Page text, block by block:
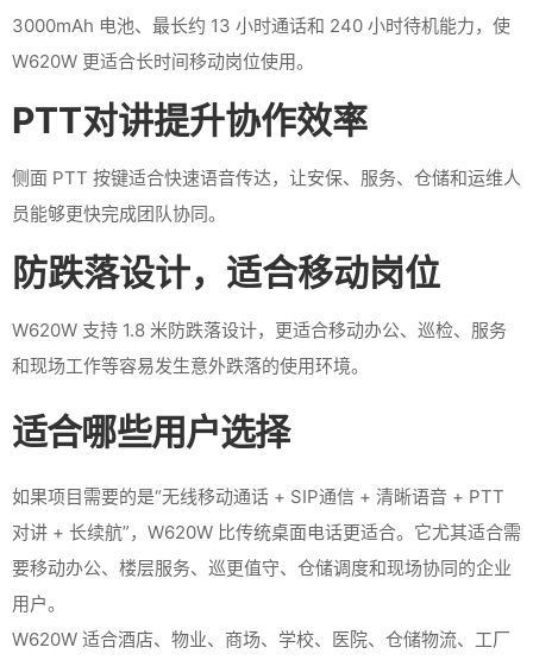
3000mAh 电池、最长约 13 小时通话和 240 小时待机能力，使
W620W 更适合长时间移动岗位使用。
PTT对讲提升协作效率
侧面 PTT 按键适合快速语音传达，让安保、服务、仓储和运维人
员能够更快完成团队协同。
防跌落设计，适合移动岗位
W620W 支持 1.8 米防跌落设计，更适合移动办公、巡检、服务
和现场工作等容易发生意外跌落的使用环境。
适合哪些用户选择
如果项目需要的是“无线移动通话 + SIP通信 + 清晰语音 + PTT
对讲 + 长续航”，W620W 比传统桌面电话更适合。它尤其适合需
要移动办公、楼层服务、巡更值守、仓储调度和现场协同的企业
用户。
W620W 适合酒店、物业、商场、学校、医院、仓储物流、工厂